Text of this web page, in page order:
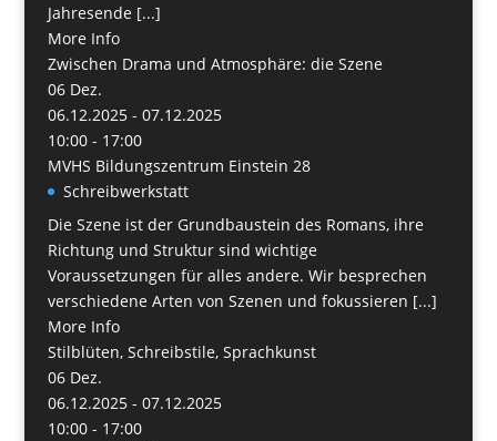
Jahresende [...]
More Info
Zwischen Drama und Atmosphäre: die Szene
06 Dez.
06.12.2025 - 07.12.2025
10:00 - 17:00
MVHS Bildungszentrum Einstein 28
Schreibwerkstatt
Die Szene ist der Grundbaustein des Romans, ihre
Richtung und Struktur sind wichtige
Voraussetzungen für alles andere. Wir besprechen
verschiedene Arten von Szenen und fokussieren [...]
More Info
Stilblüten, Schreibstile, Sprachkunst
06 Dez.
06.12.2025 - 07.12.2025
10:00 - 17:00